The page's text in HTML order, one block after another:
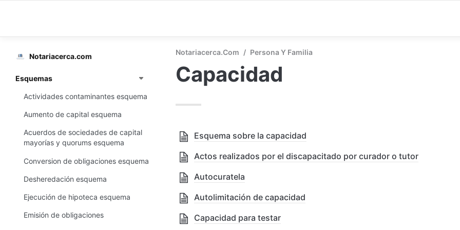
Notariacerca.com
Esquemas
Actividades contaminantes esquema
Aumento de capital esquema
Acuerdos de sociedades de capital
mayorías y quorums esquema
Conversion de obligaciones esquema
Desheredación esquema
Ejecución de hipoteca esquema
Emisión de obligaciones
Notariacerca.com / Persona Y Familia
Capacidad
Esquema sobre la capacidad
Actos realizados por el discapacitado por curador o tutor
Autocuratela
Autolimitación de capacidad
Capacidad para testar